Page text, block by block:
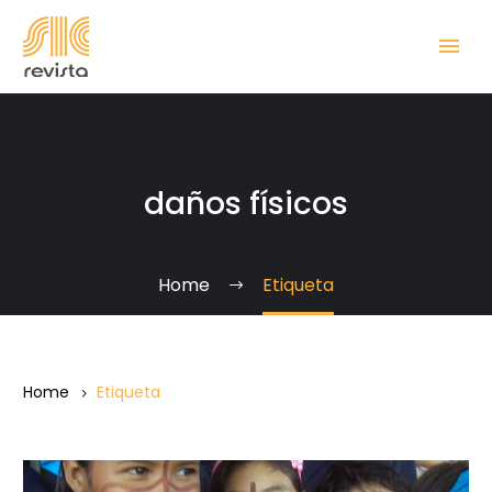
daños físicos
Home Etiqueta
Home Etiqueta
Cómo